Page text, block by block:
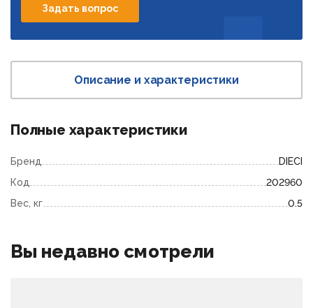
Задать вопрос
Описание и характеристики
Полные характеристики
Бренд
DIECI
Код
202960
Вес, кг
0.5
Вы недавно смотрели